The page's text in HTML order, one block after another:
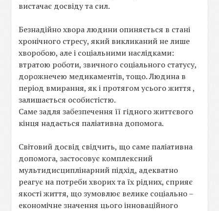
вистачає досвіду та сил.
Безнадійно хвора людини опиняється в стані
хронічного стресу, який викликаний не лише
хворобою, але і соціальними наслідками:
втратою роботи, звичного соціального статусу,
дорожнечею медикаментів, тощо. Людина в
період вмирання, як і протягом усього життя ,
залишається особистістю.
Саме задля забезпечення її гідного життєвого
кінця надається паліативна допомога.
Світовий досвід свідчить, що саме паліативна
допомога, застосовує комплексний
мультидисциплінарний підхід, адекватно
реагує на потреби хворих та їх рідних, сприяє
якості життя, що зумовлює велике соціально –
економічне значення цього інноваційного